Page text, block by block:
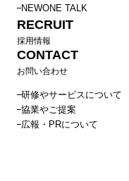
NEWONE TALK
RECRUIT
採用情報
CONTACT
お問い合わせ
研修やサービスについて
協業やご提案
広報・PRについて